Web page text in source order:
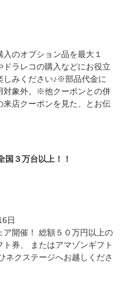
のオプション品を最大１
ドラレコの購入などにお役立
しみください♪※部品代金に
対象外。※他クーポンとの併
店クーポンを見た、とお伝
国３万台以上！！
日
ア開催！ 総額５０万円以上の
券、 またはアマゾンギフト
ネクステージへお越しくださ